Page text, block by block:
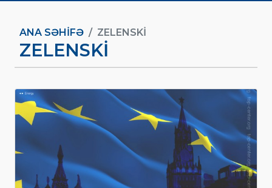
ANA SƏHIFƏ ZELENSKI
ZELENSKI